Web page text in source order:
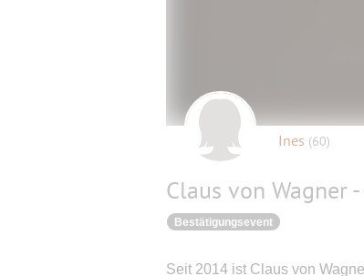
Ines (60)
Claus von Wagner
Bestätigungsevent
Seit 2014 ist Claus von